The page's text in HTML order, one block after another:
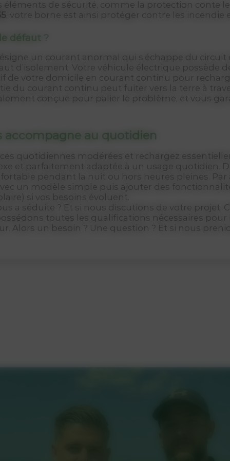
de sécurité, comme la protection conte
, votre borne est ainsi protéger contre les
un courant anormal qui s’échappe du
d’isolement. Votre véhicule électrique possède
votre domicile en courant continu pour
du courant continu peut fuiter vers la terre à
conçue pour palier le problème, et vous
au quotidien
quotidiennes modérées et rechargez
et parfaitement adaptée à un usage quotidien.
pendant la nuit ou hors heures pleines. Par
un modèle simple puis ajouter des
si vos besoins évoluent.
a séduite ? Et si nous discutions de votre projet.
toutes les qualifications nécessaires
Alors un besoin ? Une question ? Et si nous